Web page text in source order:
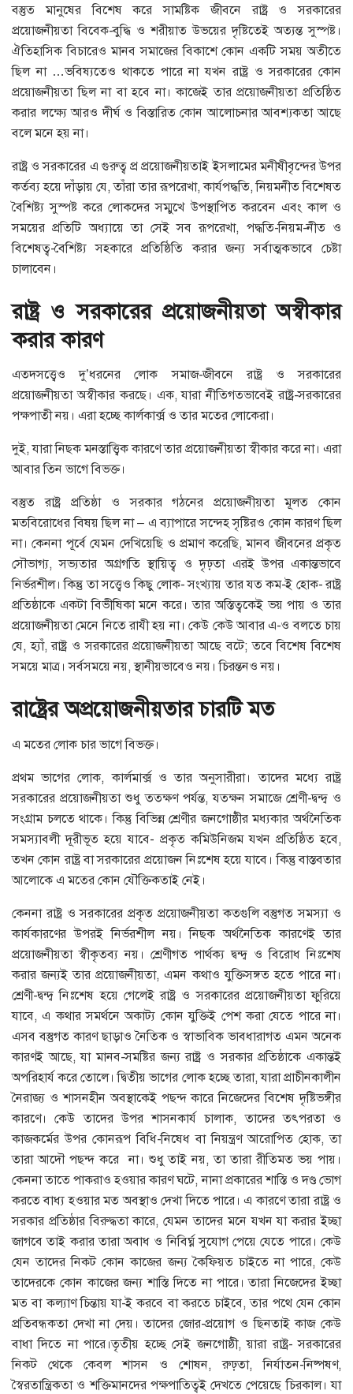
বস্তুত মানুষের বিশেষ করে সামষ্টিক জীবনে রাষ্ট্র ও সরকারের
প্রয়োজনীয়তা বিবেক-বুদ্ধি ও শরীয়াত উভয়ের দৃষ্টিতেই অত্যন্ত সুস্পষ্ট।
ঐতিহাসিক বিচারেও মানব সমাজের বিকাশে কোন একটি সময় অতীতে
ছিল না …ভবিষ্যতেও থাকতে পারে না যখন রাষ্ট্র ও সরকারের কোন
প্রয়োজনীয়তা ছিল না বা হবে না। কাজেই তার প্রয়োজনীয়তা প্রতিষ্ঠিত
করার লক্ষ্যে আরও দীর্ঘ ও বিস্তারিত কোন আলোচনার আবশ্যকতা আছে
বলে মনে হয় না।
রাষ্ট্র ও সরকারের এ গুরুত্ব প্র প্রয়োজনীয়তাই ইসলামের মনীষীবৃন্দের উপর
কর্তব্য হয়ে দাঁড়ায় যে, তাঁরা তার রূপরেখা, কার্যপদ্ধতি, নিয়মনীত বিশেষত
বৈশিষ্ট্য সুস্পষ্ট করে লোকদের সম্মুখে উপস্থাপিত করবেন এবং কাল ও
সময়ের প্রতিটি অধ্যায়ে তা সেই সব রূপরেখা, পদ্ধতি-নিয়ম-নীত ও
বিশেষত্ব-বৈশিষ্ট্য সহকারে প্রতিষ্ঠিতি করার জন্য সর্বাত্মকভাবে চেষ্টা
চালাবেন।
রাষ্ট্র ও সরকারের প্রয়োজনীয়তা অস্বীকার
করার কারণ
এতদসত্ত্বেও দু’ধরনের লোক সমাজ-জীবনে রাষ্ট্র ও সরকারের
প্রয়োজনীয়তা অস্বীকার করছে। এক, যারা নীতিগতভাবেই রাষ্ট্র-সরকারের
পক্ষপাতী নয়। এরা হচ্ছে কার্লকার্ক্স ও তার মতের লোকেরা।
দুই, যারা নিছক মনস্তাত্ত্বিক কারণে তার প্রয়োজনীয়তা স্বীকার করে না। এরা
আবার তিন ভাগে বিভক্ত।
বস্তুত রাষ্ট্র প্রতিষ্ঠা ও সরকার গঠনের প্রয়োজনীয়তা মূলত কোন
মতবিরোধের বিষয় ছিল না – এ ব্যাপারে সন্দেহ সৃষ্টিরও কোন কারণ ছিল
না। কেননা পূর্বে যেমন দেখিয়েছি ও প্রমাণ করেছি, মানব জীবনের প্রকৃত
সৌভাগ্য, সভ্যতার অগ্রগতি স্থায়িত্ব ও দৃঢ়তা এরই উপর একান্তভাবে
নির্ভরশীল। কিন্তু তা সত্ত্বেও কিছু লোক- সংখ্যায় তার যত কম-ই হোক- রাষ্ট্র
প্রতিষ্ঠাকে একটা বিভীষিকা মনে করে। তার অস্তিত্বকেই ভয় পায় ও তার
প্রয়োজনীয়তা মেনে নিতে রাযী হয় না। কেউ কেউ আবার এ-ও বলতে চায়
যে, হ্যাঁ, রাষ্ট্র ও সরকারের প্রয়োজনীয়তা আছে বটে; তবে বিশেষ বিশেষ
সময়ে মাত্র। সর্বসময়ে নয়, স্থানীয়ভাবেও নয়। চিরন্তনও নয়।
রাষ্ট্রের অপ্রয়োজনীয়তার চারটি মত
এ মতের লোক চার ভাগে বিভক্ত।
প্রথম ভাগের লোক, কার্লমার্ক্স ও তার অনুসারীরা। তাদের মধ্যে রাষ্ট্র
সরকারের প্রয়োজনীয়তা শুধু ততক্ষণ পর্যন্ত, যতক্ষন সমাজে শ্রেণী-দ্বন্দ্ব ও
সংগ্রাম চলতে থাকে। কিন্তু বিভিন্ন শ্রেণীর জনগোষ্ঠীর মধ্যকার অর্থনৈতিক
সমস্যাবলী দূরীভূত হয়ে যাবে- প্রকৃত কমিউনিজম যখন প্রতিষ্ঠিত হবে,
তখন কোন রাষ্ট্র বা সরকারের প্রয়োজন নিঃশেষ হয়ে যাবে। কিন্তু বাস্তবতার
আলোকে এ মতের কোন যৌক্তিকতাই নেই।
কেননা রাষ্ট্র ও সরকারের প্রকৃত প্রয়োজনীয়তা কতগুলি বস্তুগত সমস্যা ও
কার্যকারণের উপরই নির্ভরশীল নয়। নিছক অর্থনৈতিক কারণেই তার
প্রয়োজনীয়তা স্বীকৃতব্য নয়। শ্রেণীগত পার্থক্য দ্বন্দ্ব ও বিরোধ নিঃশেষ
করার জন্যই তার প্রয়োজনীয়তা, এমন কথাও যুক্তিসঙ্গত হতে পারে না।
শ্রেণী-দ্বন্দ্ব নিঃশেষ হয়ে গেলেই রাষ্ট্র ও সরকারের প্রয়োজনীয়তা ফুরিয়ে
যাবে, এ কথার সমর্থনে অকাট্য কোন যুক্তিই পেশ করা যেতে পারে না।
এসব বস্তুগত কারণ ছাড়াও নৈতিক ও স্বাভাবিক ভাবধারাগত এমন অনেক
কারণই আছে, যা মানব-সমষ্টির জন্য রাষ্ট্র ও সরকার প্রতিষ্ঠাকে একান্তই
অপরিহার্য করে তোলে। দ্বিতীয় ভাগের লোক হচ্ছে তারা, যারা প্রাচীনকালীন
নৈরাজ্য ও শাসনহীন অবস্থাকেই পছন্দ কারে নিজেদের বিশেষ দৃষ্টিভঙ্গীর
কারণে। কেউ তাদের উপর শাসনকার্য চালাক, তাদের তৎপরতা ও
কাজকর্মের উপর কোনরূপ বিধি-নিষেধ বা নিয়ন্ত্রণ আরোপিত হোক, তা
তারা আদৌ পছন্দ করে না। শুধু তাই নয়, তা তারা রীতিমত ভয় পায়।
কেননা তাতে পাকরাও হওয়ার কারণ ঘটে, নানা প্রকারের শাস্তি ও দণ্ড ভোগ
করতে বাধ্য হওয়ার মত অবস্থাও দেখা দিতে পারে। এ কারণে তারা রাষ্ট্র ও
সরকার প্রতিষ্ঠার বিরুদ্ধতা কারে, যেমন তাদের মনে যখন যা করার ইচ্ছা
জাগবে তাই করার তারা অবাধ ও নিবির্ঘ্ন সুযোগ পেয়ে যেতে পারে। কেউ
যেন তাদের নিকট কোন কাজের জন্য কৈফিয়ত চাইতে না পারে, কেউ
তাদেরকে কোন কাজের জন্য শাস্তি দিতে না পারে। তারা নিজেদের ইচ্ছা
মত বা কল্যাণ চিন্তায় যা-ই করবে বা করতে চাইবে, তার পথে যেন কোন
প্রতিবন্ধকতা দেখা না দেয়। তাদের জোর-প্রয়োগ ও ছিনতাই কাজ কেউ
বাধা দিতে না পারে।তৃতীয় হচ্ছে সেই জনগোষ্ঠী, য়ারা রাষ্ট্র- সরকারের
নিকট থেকে কেবল শাসন ও শোষন, রুঢ়তা, নির্যাতন-নিষ্পষণ,
স্বৈরতান্ত্রিকতা ও শক্তিমানদের পক্ষপাতিত্বই দেখতে পেয়েছে চিরকাল। যা